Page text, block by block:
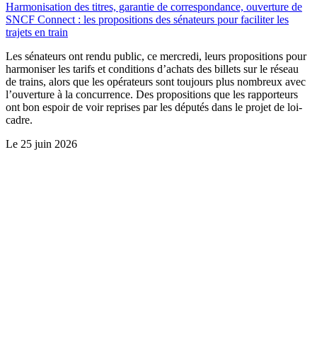
Harmonisation des titres, garantie de correspondance, ouverture de
SNCF Connect : les propositions des sénateurs pour faciliter les
trajets en train
Les sénateurs ont rendu public, ce mercredi, leurs propositions pour
harmoniser les tarifs et conditions d’achats des billets sur le réseau
de trains, alors que les opérateurs sont toujours plus nombreux avec
l’ouverture à la concurrence. Des propositions que les rapporteurs
ont bon espoir de voir reprises par les députés dans le projet de loi-
cadre.
Le 25 juin 2026